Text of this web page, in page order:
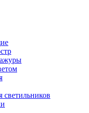
светильников